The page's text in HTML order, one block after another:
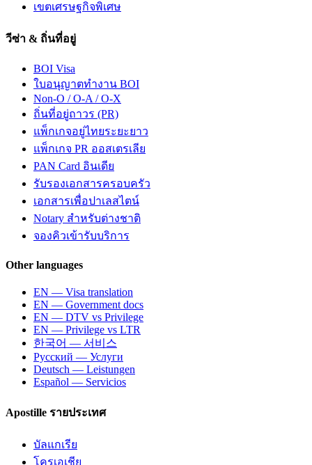
เขตเศรษฐกิจพิเศษ
วีซ่า & ถิ่นที่อยู่
BOI Visa
ใบอนุญาตทำงาน BOI
Non-O / O-A / O-X
ถิ่นที่อยู่ถาวร (PR)
แพ็กเกจอยู่ไทยระยะยาว
แพ็กเกจ PR ออสเตรเลีย
PAN Card อินเดีย
รับรองเอกสารครอบครัว
เอกสารเพื่อปาเลสไตน์
Notary สำหรับต่างชาติ
จองคิวเข้ารับบริการ
Other languages
EN — Visa translation
EN — Government docs
EN — DTV vs Privilege
EN — Privilege vs LTR
한국어 — 서비스
Русский — Услуги
Deutsch — Leistungen
Español — Servicios
Apostille รายประเทศ
บัลแกเรีย
โครเอเชีย